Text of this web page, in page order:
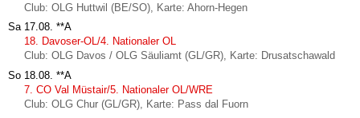
Club: OLG Huttwil (BE/SO), Karte: Ahorn-Hegen
Sa 17.08. **A
18. Davoser-OL/4. Nationaler OL
Club: OLG Davos / OLG Säuliamt (GL/GR), Karte: Drusatschawald
So 18.08. **A
7. CO Val Müstair/5. Nationaler OL/WRE
Club: OLG Chur (GL/GR), Karte: Pass dal Fuorn